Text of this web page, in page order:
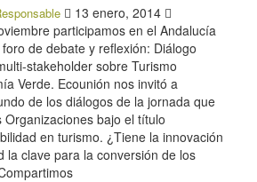
13 enero, 2014
participamos en el Andalucía
de debate y reflexión: Diálogo
stakeholder sobre Turismo
Verde. Ecounión nos invitó a
de los diálogos de la jornada que
bajo el título
en turismo. ¿Tiene la innovación
la clave para la conversión de los